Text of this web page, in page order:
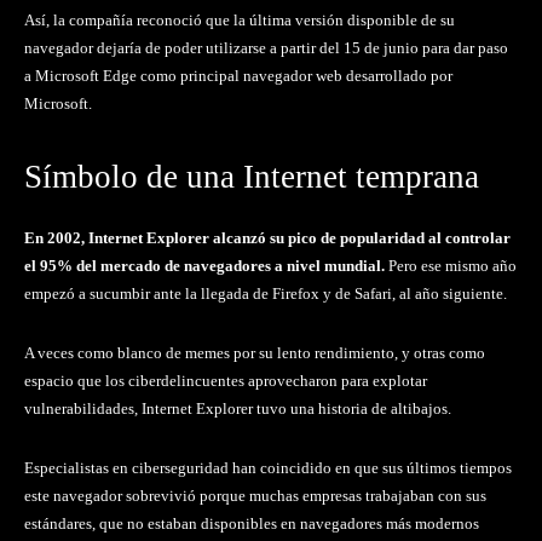
Así, la compañía reconoció que la última versión disponible de su
navegador dejaría de poder utilizarse a partir del 15 de junio para dar paso
a Microsoft Edge como principal navegador web desarrollado por
Microsoft.
Símbolo de una Internet temprana
En 2002, Internet Explorer alcanzó su pico de popularidad al controlar
el 95% del mercado de navegadores a nivel mundial. Pero ese mismo año
empezó a sucumbir ante la llegada de Firefox y de Safari, al año siguiente.
A veces como blanco de memes por su lento rendimiento, y otras como
espacio que los ciberdelincuentes aprovecharon para explotar
vulnerabilidades, Internet Explorer tuvo una historia de altibajos.
Especialistas en ciberseguridad han coincidido en que sus últimos tiempos
este navegador sobrevivió porque muchas empresas trabajaban con sus
estándares, que no estaban disponibles en navegadores más modernos